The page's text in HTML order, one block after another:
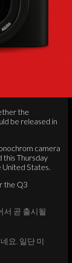
the
be released in
camera
this Thursday
States.
the Q3
서 곧 출시될
요. 일단 미